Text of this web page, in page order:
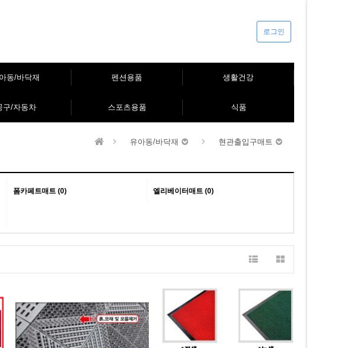
로그인
동/바닥재 펜션용품 생활건강
구/자동차 스포츠용품 식품
유아동/바닥재 현관출입구매트
폼카페트매트 (0) 엘리베이터매트 (0)